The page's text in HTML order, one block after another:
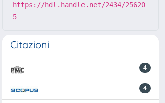
https://hdl.handle.net/2434/25620
5
Citazioni
4
4